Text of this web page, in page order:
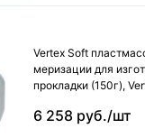
Vertex Soft
меризации для
прокладки (150г),
6 258 руб./шт